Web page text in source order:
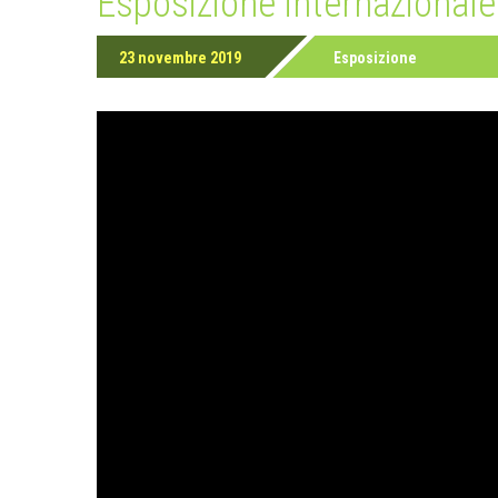
23 novembre 2019 Esposizione